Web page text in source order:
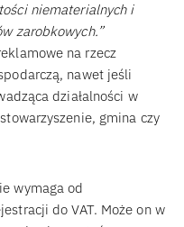
niematerialnych i
zarobkowych.”
na rzecz
nawet jeśli
działalności w
gmina czy
wymaga od
do VAT. Może on w